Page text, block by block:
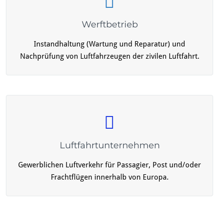
Werftbetrieb
Instandhaltung (Wartung und Reparatur) und
Nachprüfung von Luftfahrzeugen der zivilen Luftfahrt.
Luftfahrtunternehmen
Gewerblichen Luftverkehr für Passagier, Post und/oder
Frachtflügen innerhalb von Europa.